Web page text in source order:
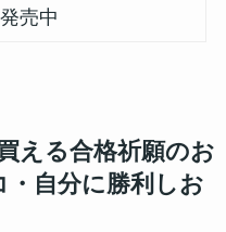
売中
える合格祈願のお
自分に勝利しお